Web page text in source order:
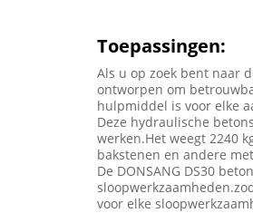
Toepassingen:
Als u op zoek bent naar
ontworpen om
hulpmiddel is voor elke
Deze hydraulische
werken.Het weegt 2240
bakstenen en andere
De DONSANG DS30
voor elke